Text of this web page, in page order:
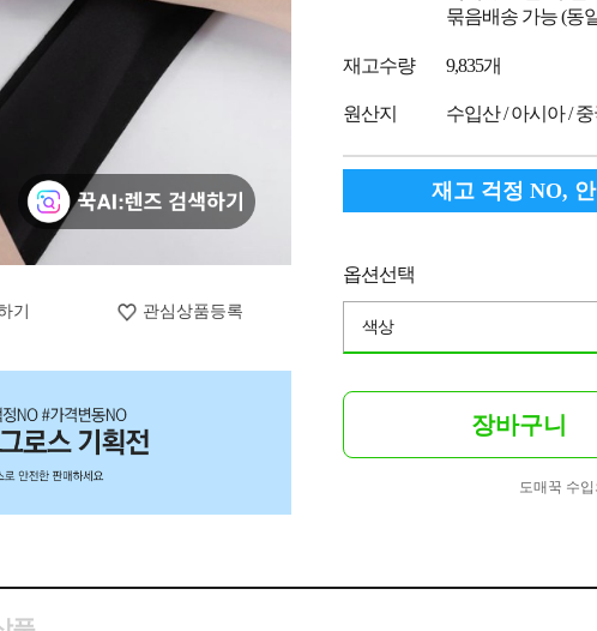
기 관심상품등록
묶음배송 가능 (동
재고수량 9,835개
원산지 수입산 / 아시아 /
재고 걱정 NO,
옵션선택
색상
장바구니
도매꾹 수